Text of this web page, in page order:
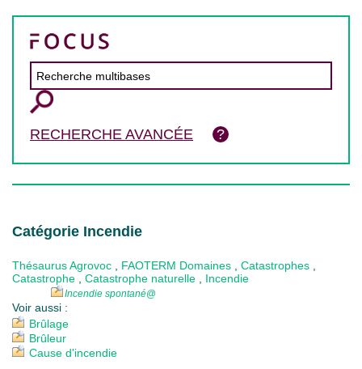
RECHERCHE AVANCÉE
Catégorie Incendie
Thésaurus Agrovoc FAOTERM Domaines Catastrophes
Catastrophe
Catastrophe naturelle Incendie
Incendie spontané@
Voir aussi :
Brûlage
Brûleur
Cause d'incendie